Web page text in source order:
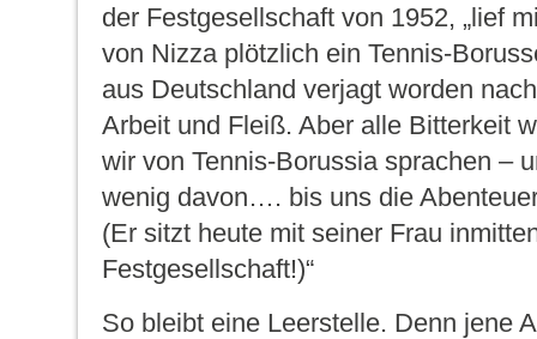
der Festgesellschaft von 1952, „lief
von Nizza plötzlich ein Tennis-
aus Deutschland verjagt worden
Arbeit und Fleiß. Aber alle Bitterkeit
wir von Tennis-Borussia sprachen –
wenig davon…. bis uns die
(Er sitzt heute mit seiner Frau
Festgesellschaft!)“
So bleibt eine Leerstelle. Denn jene